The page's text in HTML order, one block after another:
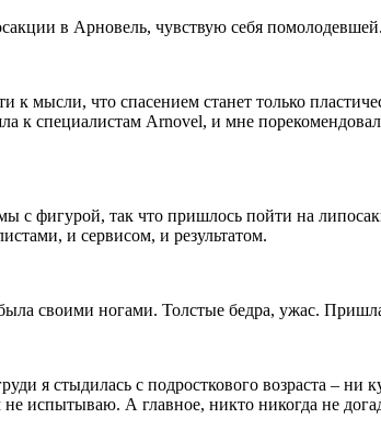
в Арновель, чувствую себя
мысли, что спасением станет только
к специалистам Arnovel, и мне
с фигурой, так что пришлось пойти на
и сервисом, и результатом.
своими ногами. Толстые бедра, ужас.
я стыдилась с подросткового возраста –
испытываю. А главное, никто никогда не